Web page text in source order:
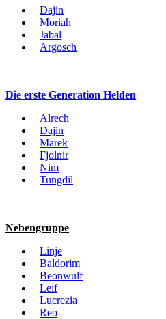
Dajin
Moriah
Jabal
Argosch
Die erste Generation Helden
Alrech
Dajin
Marek
Fjolnir
Nim
Tungdil
Nebengruppe
Linje
Baldorim
Beonwulf
Leif
Lucrezia
Reo